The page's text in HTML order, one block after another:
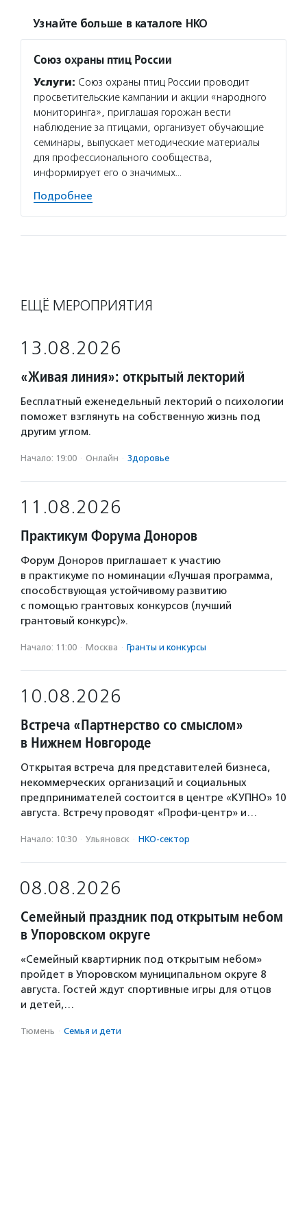
Узнайте больше в каталоге НКО
Союз охраны птиц России
Услуги: Союз охраны птиц России проводит
просветительские кампании и акции «народного
мониторинга», приглашая горожан вести
наблюдение за птицами, организует обучающие
семинары, выпускает методические материалы
для профессионального сообщества,
информирует его о значимых…
Подробнее
ЕЩЁ МЕРОПРИЯТИЯ
13.08.2026
«Живая линия»: открытый лекторий
Бесплатный еженедельный лекторий о психологии
поможет взглянуть на собственную жизнь под
другим углом.
Начало: 19:00 · Онлайн · Здоровье
11.08.2026
Практикум Форума Доноров
Форум Доноров приглашает к участию
в практикуме по номинации «Лучшая программа,
способствующая устойчивому развитию
с помощью грантовых конкурсов (лучший
грантовый конкурс)».
Начало: 11:00 · Москва · Гранты и конкурсы
10.08.2026
Встреча «Партнерство со смыслом»
в Нижнем Новгороде
Открытая встреча для представителей бизнеса,
некоммерческих организаций и социальных
предпринимателей состоится в центре «КУПНО» 10
августа. Встречу проводят «Профи-центр» и…
Начало: 10:30 · Ульяновск · НКО-сектор
08.08.2026
Семейный праздник под открытым небом
в Упоровском округе
«Семейный квартирник под открытым небом»
пройдет в Упоровском муниципальном округе 8
августа. Гостей ждут спортивные игры для отцов
и детей,…
Тюмень · Семья и дети